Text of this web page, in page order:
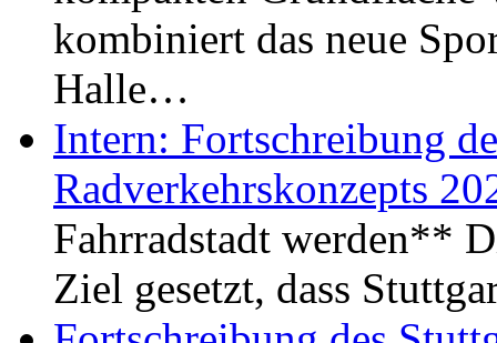
kombiniert das neue
Halle…
Intern: Fortschreibung
Radverkehrskonzepts
Fahrradstadt werden**
Ziel gesetzt, dass